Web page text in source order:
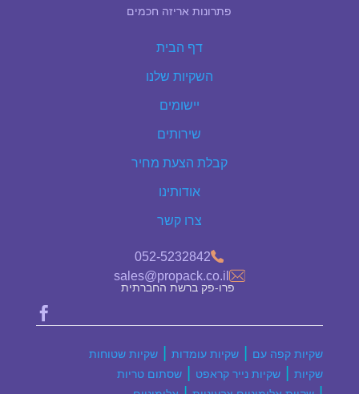
פתרונות אריזה חכמים
דף הבית
השקיות שלנו
יישומים
שירותים
קבלת הצעת מחיר
אודותינו
צרו קשר
052-5232842
sales@propack.co.il

פרו-פק ברשת החברתית
שקיות שטוחות |שקיות עומדות
שקיות קפה עם
שסתום טריות
שקיות נייר קראפט |שקיות